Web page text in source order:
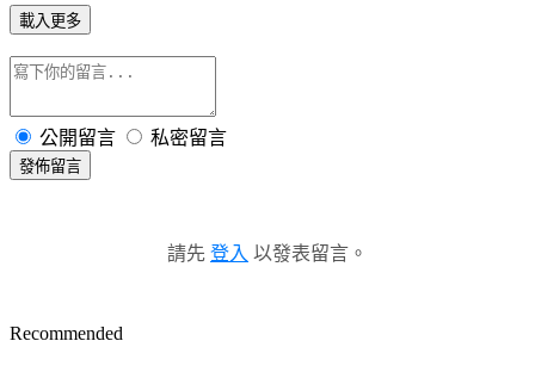
載入更多
公開留言 私密留言
發佈留言
請先 登入 以發表留言。
Recommended